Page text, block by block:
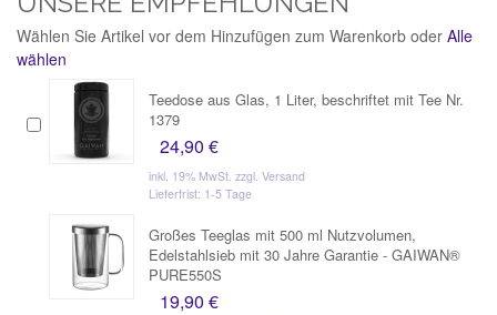
Wählen Sie Artikel vor dem Hinzufügen zum Warenkorb oder Alle
wählen
Teedose aus Glas, 1 Liter, beschriftet mit Tee Nr.
1379
24,90 €
inkl. 19% MwSt. zzgl. Versand
Lieferfrist: 1-5 Tage
Großes Teeglas mit 500 ml Nutzvolumen,
Edelstahlsieb mit 30 Jahre Garantie - GAIWAN®
PURE550S
19,90 €